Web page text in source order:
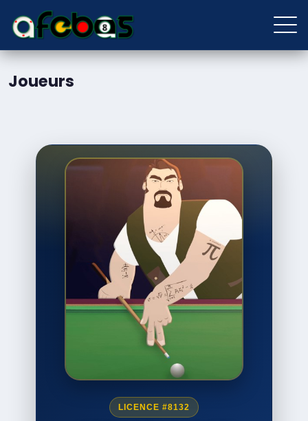
Joueurs
LICENCE #8132